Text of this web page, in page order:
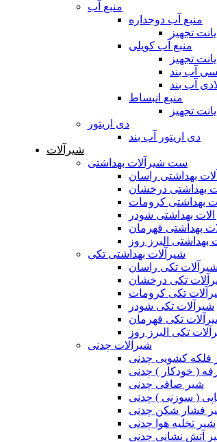
منبع آب
منبع آب دوجداره
تجهیز
منبع آب کویلی
تجهیز
آب بند
آب بند
منبع انبساط
تجهیز
دی اریتور
دی اریتور آب بند
شیرآلات
ست شیرآلات بهداشتی
بهداشتی راسان
بهداشتی درخشان
بهداشتی کرومات
بهداشتی شودر
بهداشتی قهرمان
البرز روز
شیرآلات بهداشتی تکی
شیرآلات تکی راسان
تکی درخشان
تکی کرومات
شیرآلات تکی شودر
تکی قهرمان
تکی البرز روز
شیرآلات چدنی
فلکه کشویی چدنی
( خودکار ) چدنی
شیر صافی چدنی
( سوزنی ) چدنی
فشار شکن چدنی
شیر تخلیه هوا چدنی
آتش نشانی چدنی